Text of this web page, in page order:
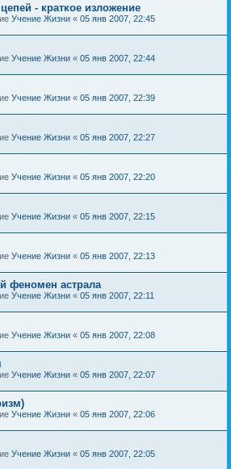
- краткое изложение
Учение Жизни « 05 янв 2007, 22:45
Учение Жизни « 05 янв 2007, 22:44
Учение Жизни « 05 янв 2007, 22:39
Учение Жизни « 05 янв 2007, 22:27
Учение Жизни « 05 янв 2007, 22:20
Учение Жизни « 05 янв 2007, 22:15
Учение Жизни « 05 янв 2007, 22:13
феномен астрала
Учение Жизни « 05 янв 2007, 22:11
Учение Жизни « 05 янв 2007, 22:08
Учение Жизни « 05 янв 2007, 22:07
Учение Жизни « 05 янв 2007, 22:06
Учение Жизни « 05 янв 2007, 22:05